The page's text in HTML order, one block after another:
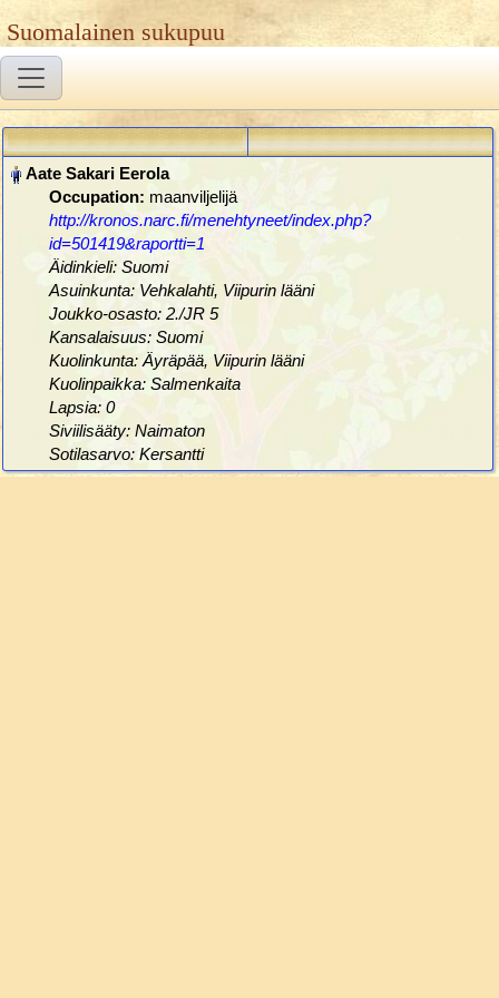
Suomalainen sukupuu
Occupation: maanviljelijä
http://kronos.narc.fi/menehtyneet/index.php?
id=501419&raportti=1
Äidinkieli: Suomi
Asuinkunta: Vehkalahti, Viipurin lääni
Joukko-osasto: 2./JR 5
Kansalaisuus: Suomi
Kuolinkunta: Äyräpää, Viipurin lääni
Kuolinpaikka: Salmenkaita
Lapsia: 0
Siviilisääty: Naimaton
Sotilasarvo: Kersantti